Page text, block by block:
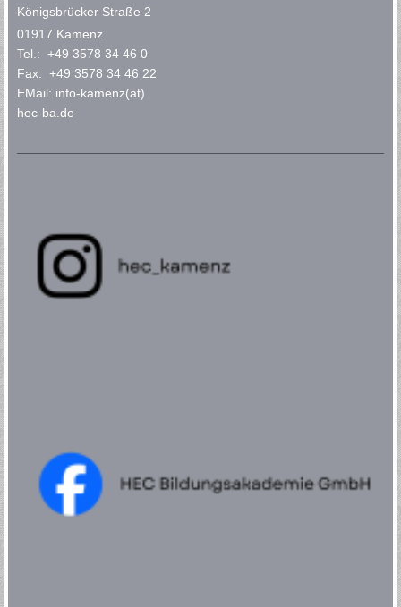
Königsbrücker Straße 2
01917 Kamenz
Tel.: +49 3578 34 46 0
Fax: +49 3578 34 46 22
EMail: info-kamenz(at)
hec-ba.de